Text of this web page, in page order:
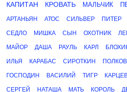
КАПИТАН КРОВАТЬ МАЛЬЧИК
АРТАНЬЯН АТОС СИЛЬВЕР ПИТЕР
СЕДЛО МИШКА СЫН ОХОТНИК
МАЙОР ДАША РАУЛЬ КАРЛ
ИЛЬЯ КАРАБАС СИРОТКИН
ГОСПОДИН ВАСИЛИЙ ТИГР
СЕРГЕЙ НАТАША МАТЬ КОРОЛЬ